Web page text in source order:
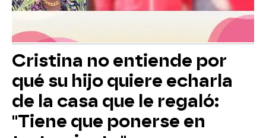
Cristina no entiende por
qué su hijo quiere echarla
de la casa que le regaló:
"Tiene que ponerse en